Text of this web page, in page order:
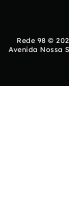
Rede 98 ©
Avenida Nossa